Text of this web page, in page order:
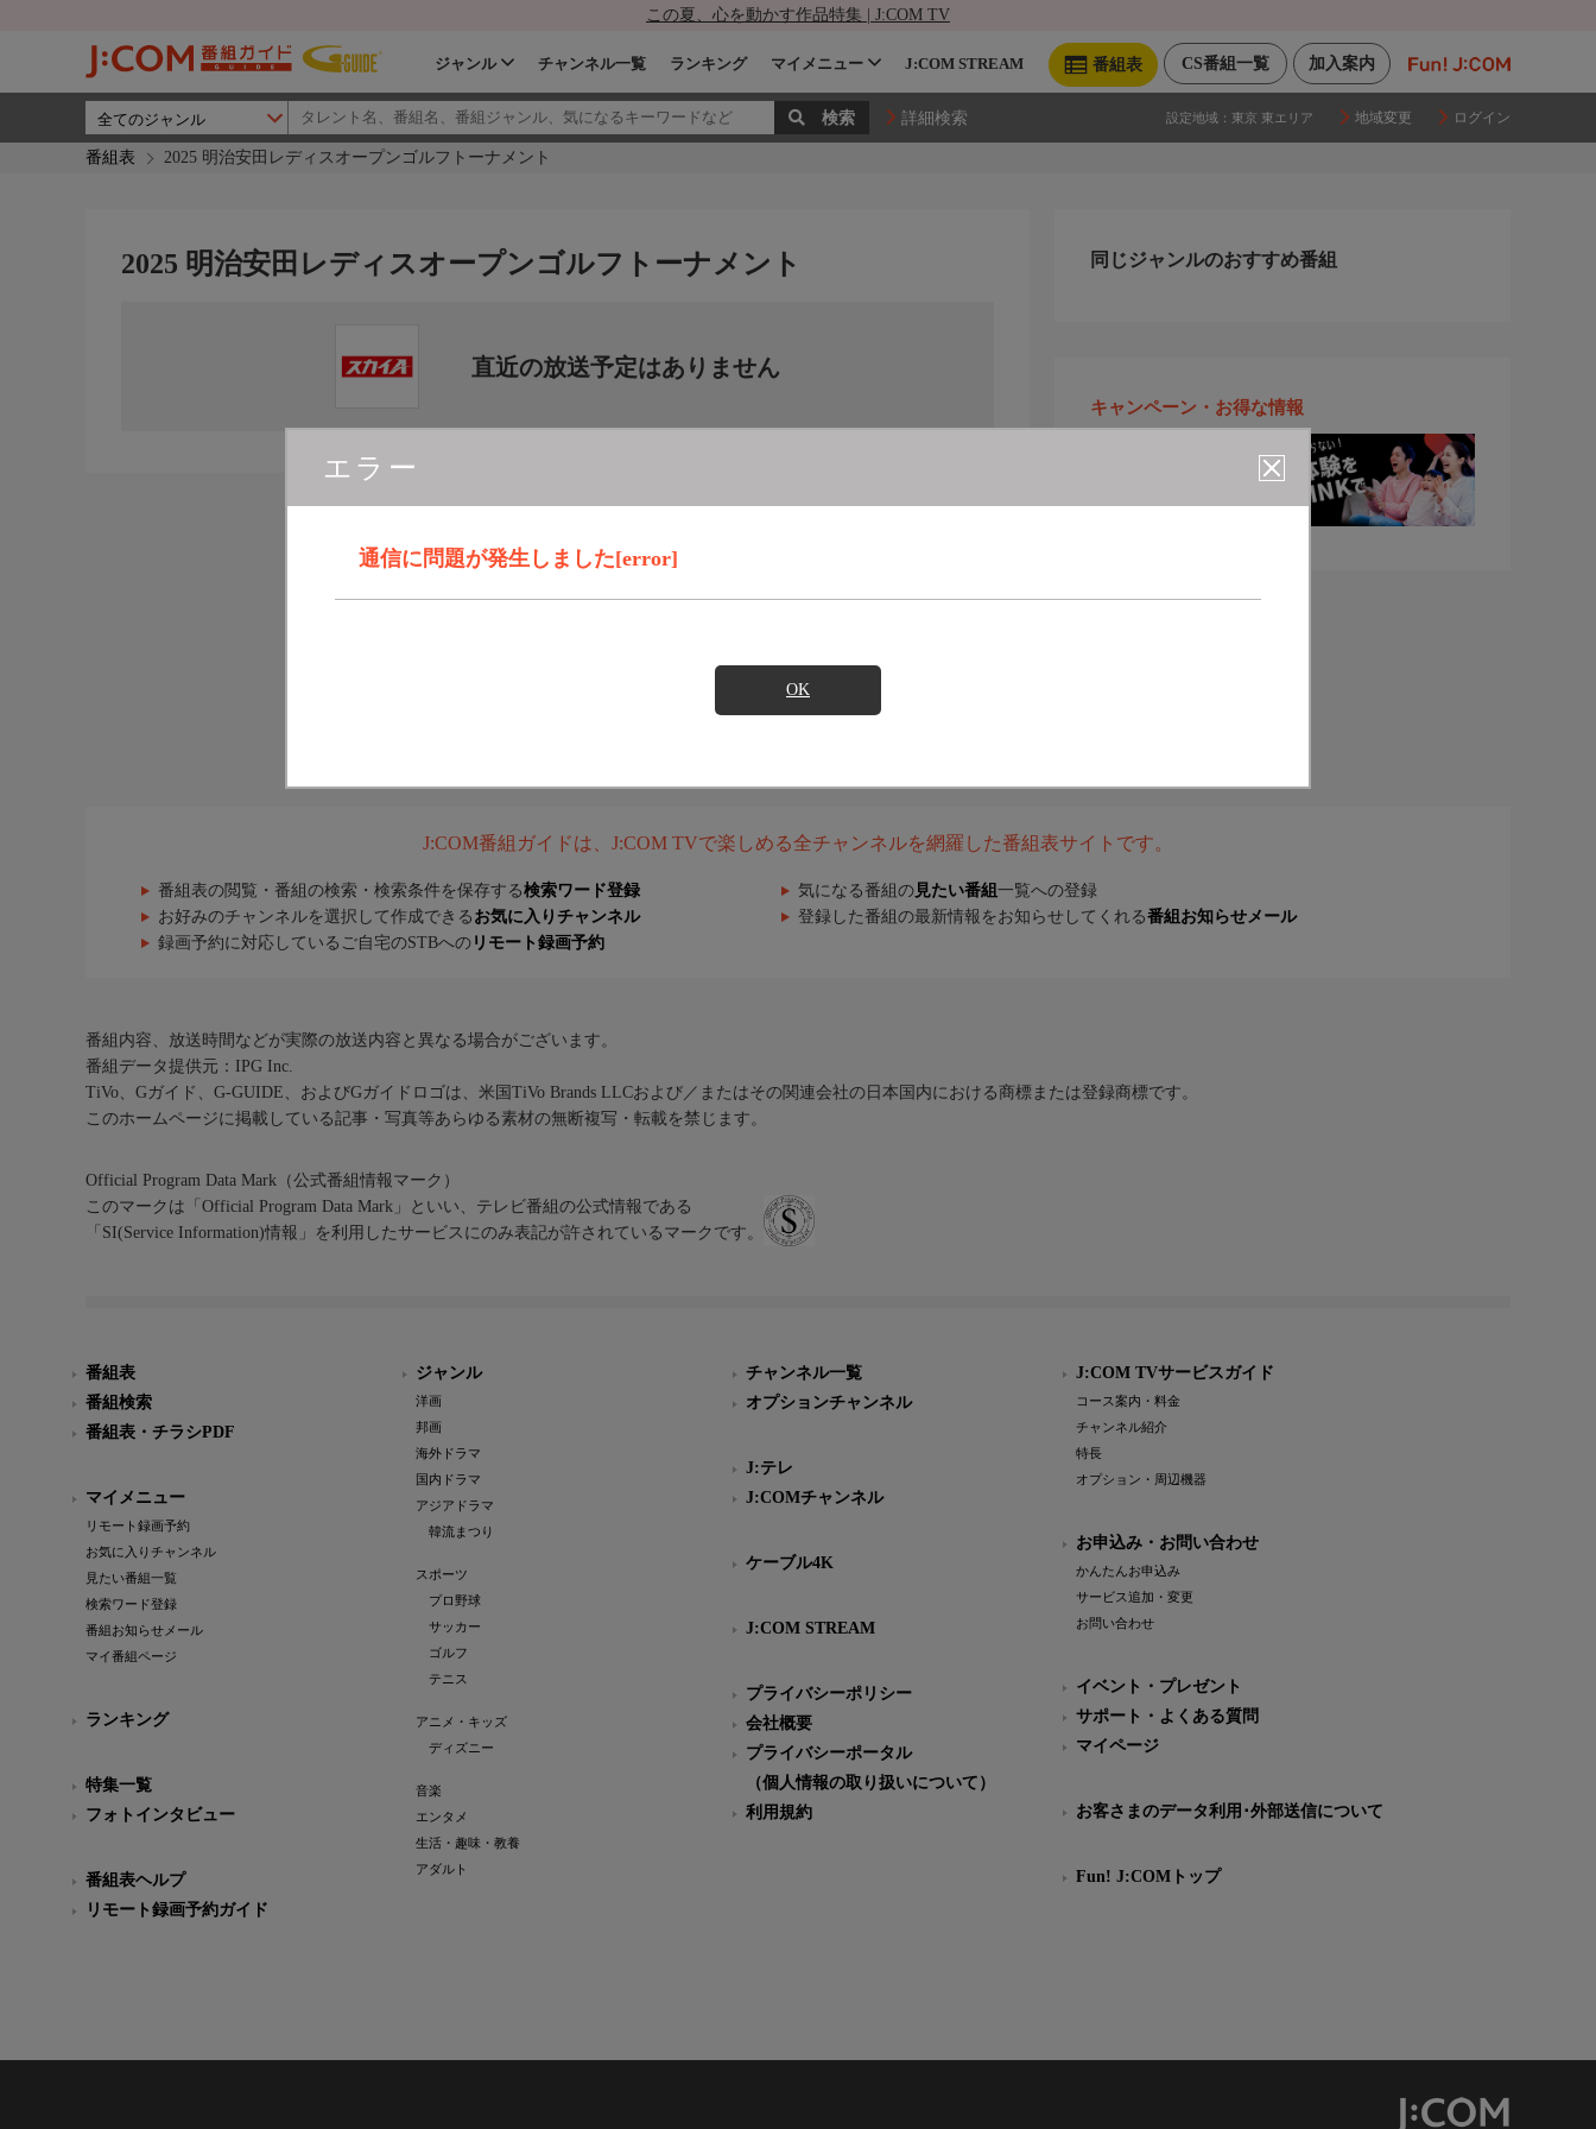
この夏、心を動かす作品特集 | J:COM TV
加入案内
CS番組一覧
番組表
ジャンル チャンネル一覧 ランキング マイメニュー J:COM STREAM
詳細検索 設定地域： 東京 東エリア 地域変更 ログイン
番組表 2025 明治安田レディスオープンゴルフトーナメント
エラー
通信に問題が発生しました[error]
OK
2025 明治安田レディスオープンゴルフトーナメント
直近の放送予定はありません
同じジャンルのおすすめ番組
キャンペーン・お得な情報
J:COM番組ガイドは、J:COM TVで楽しめる全チャンネルを網羅した番組表サイトです。
番組表の閲覧・番組の検索・検索条件を保存する検索ワード登録 気になる番組の 見たい番組 一覧への登録
お好みのチャンネルを選択して作成できる お気に入りチャンネル 登録した番組の最新情報をお知らせしてくれる番組お知らせメール
録画予約に対応しているご自宅のSTBへの リモート録画予約
番組内容、放送時間などが実際の放送内容と異なる場合がございます。
番組データ提供元：IPG Inc.
TiVo、Gガイド、G-GUIDE、およびGガイドロゴは、米国TiVo Brands LLCおよび／またはその関連会社の日本国内における商標または登録商標です。
このホームページに掲載している記事・写真等あらゆる素材の無断複写・転載を禁じます。
Official Program Data Mark（公式番組情報マーク）
このマークは「Official Program Data Mark」といい、テレビ番組の公式情報である
「SI(Service Information)情報」を利用したサービスにのみ表記が許されているマークです。
番組表
番組検索
番組表・チラシPDF
マイメニュー
リモート録画予約
お気に入りチャンネル
見たい番組一覧
検索ワード登録
番組お知らせメール
マイ番組ページ
ランキング
特集一覧
フォトインタビュー
番組表ヘルプ
リモート録画予約ガイド
ジャンル
洋画
邦画
海外ドラマ
国内ドラマ
アジアドラマ
韓流まつり
スポーツ
プロ野球
サッカー
ゴルフ
テニス
アニメ・キッズ
ディズニー
音楽
エンタメ
生活・趣味・教養
アダルト
チャンネル一覧
オプションチャンネル
J:テレ
J:COMチャンネル
ケーブル4K
J:COM STREAM
プライバシーポリシー
会社概要
プライバシーポータル
（個人情報の取り扱いについて）
利用規約
J:COM TVサービスガイド
コース案内・料金
チャンネル紹介
特長
オプション・周辺機器
お申込み・お問い合わせ
かんたんお申込み
サービス追加・変更
お問い合わせ
イベント・プレゼント
サポート・よくある質問
マイページ
お客さまのデータ利用･外部送信について
Fun! J:COMトップ